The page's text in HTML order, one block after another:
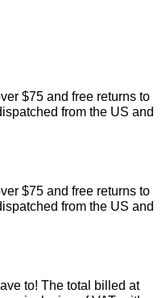
$75 and free returns to
from the US and
$75 and free returns to
from the US and
to! The total billed at